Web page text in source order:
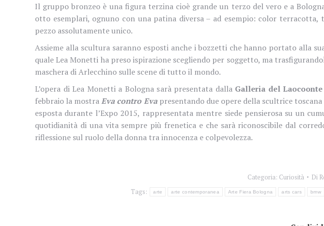
Il gruppo bronzeo è una figura terzina cioè grande un terzo del vero e a
otto esemplari, ognuno con una patina diversa – ad esempio: color
pezzo assolutamente unico.
Assieme alla scultura saranno esposti anche i bozzetti che hanno portato alla
quale Lea Monetti ha preso ispirazione scegliendo per soggetto, ma
maschera di Arlecchino sulle scene di tutto il mondo.
L’opera di Lea Monetti a Bologna sarà presentata dallaGalleria del Laocoonte
febbraio la mostraEva contro Evapresentando due opere della scultrice
esposta durante l’Expo 2015, rappresentata mentre siede pensierosa su un
quotidianità di una vita sempre più frenetica e che sarà riconoscibile dal
riflessione sul ruolo della donna tra innocenza e colpevolezza.
Categoria: Curiosità Di
Tags:
arte arte contemporanea Arte Fiera Bologna arts cars bmw